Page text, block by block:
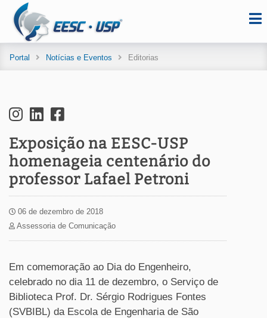
Portal Notícias e Eventos Editorias
Exposição na EESC-USP
homenageia centenário do
professor Lafael Petroni
06 de dezembro de 2018
Assessoria de Comunicação
Em comemoração ao Dia do Engenheiro,
celebrado no dia 11 de dezembro, o Serviço de
Biblioteca Prof. Dr. Sérgio Rodrigues Fontes
(SVBIBL) da Escola de Engenharia de São